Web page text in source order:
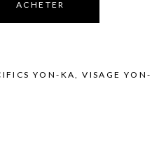
ACHETER
YON-KA,VISAGE